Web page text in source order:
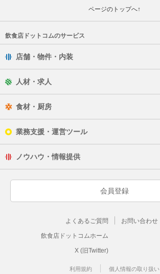
ページのトップへ↑
飲食店ドットコムのサービス
店舗・物件・内装
人材・求人
食材・厨房
業務支援・運営ツール
ノウハウ・情報提供
会員登録
よくあるご質問 お問い合わせ
飲食店ドットコムホーム
X (旧Twitter)
利用規約 個人情報の取り扱い